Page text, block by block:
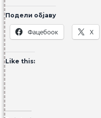
Подели објаву
Фацебоок X
Like this: